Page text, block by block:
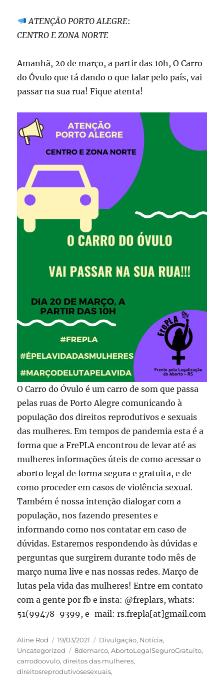
ATENÇÃO PORTO ALEGRE:
CENTRO E ZONA NORTE
Amanhã, 20 de março, a partir das 10h, O Carro
do Óvulo que tá dando o que falar pelo país, vai
passar na sua rua! Fique atenta!
O Carro do Óvulo é um carro de som que passa
pelas ruas de Porto Alegre comunicando à
população dos direitos reprodutivos e sexuais
das mulheres. Em tempos de pandemia esta é a
forma que a FrePLA encontrou de levar até as
mulheres informações úteis de como acessar o
aborto legal de forma segura e gratuita, e de
como proceder em casos de violência sexual.
Também é nossa intenção dialogar com a
população, nos fazendo presentes e
informando como nos contatar em caso de
dúvidas. Estaremos respondendo às dúvidas e
perguntas que surgirem durante todo mês de
março numa live e nas nossas redes. Março de
lutas pela vida das mulheres! Entre em contato
com a gente por fb e insta: @freplars, whats:
51(99478-9399, e-mail: rs.frepla[at]gmail.com
Autor
Aline Rod
Publicado
em
19/03/2021 Categorias
Divulgação, Notícia,
Uncategorized
Tags
8demarco,AbortoLegalSeguroGratuito,
carrodoovulo,direitos das mulheres,
direitosreprodutivosesexuais,